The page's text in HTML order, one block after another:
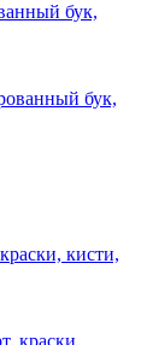
бук,
кисти,